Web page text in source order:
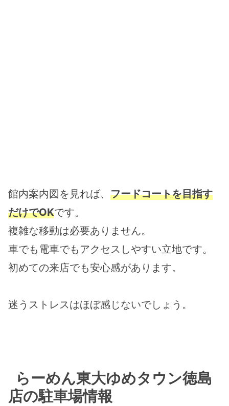
館内案内図を見れば、 フードコートを目指す
だけでOKです。
複雑な移動は必要ありません。
車でも電車でもアクセスしやすい立地です。
初めての来店でも安心感があります。
迷うストレスはほぼ感じないでしょう。
らーめん東大ゆめタウン徳島
店の駐車場情報